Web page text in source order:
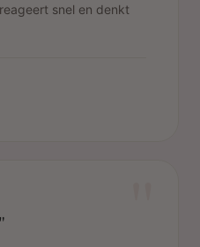
snel en denkt